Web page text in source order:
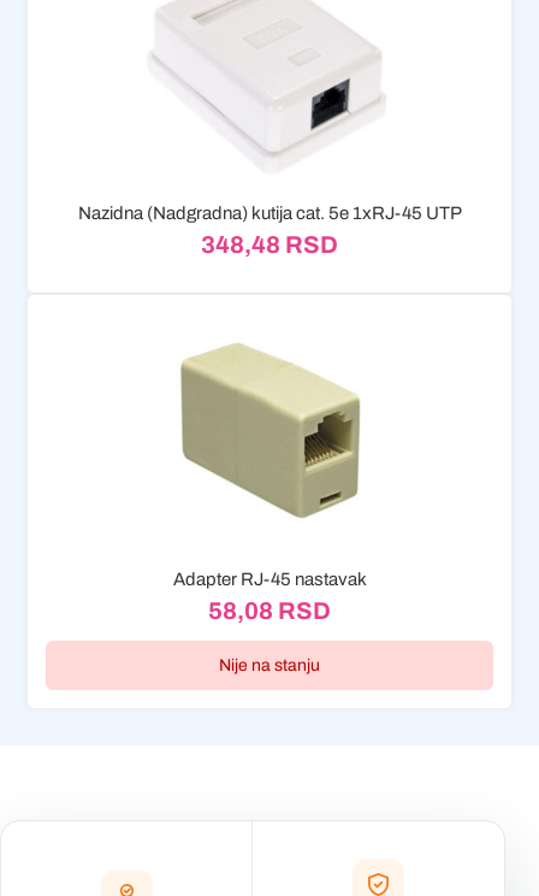
Nazidna (Nadgradna) kutija cat. 5e 1xRJ-45 UTP
348,48 RSD
Adapter RJ-45 nastavak
58,08 RSD
Nije na stanju